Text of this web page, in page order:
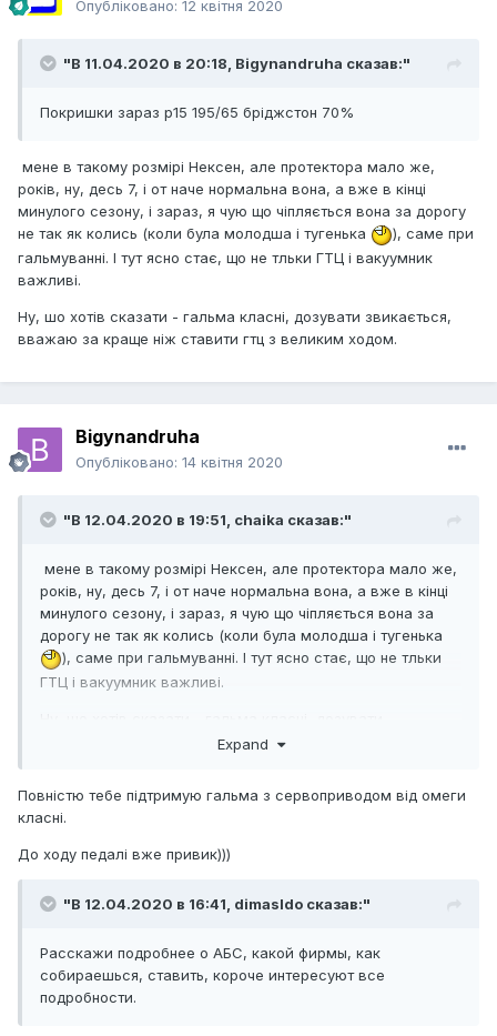
Опубліковано: 12 квітня 2020
"В 11.04.2020 в 20:18, Bigynandruha сказав:"
Покришки зараз р15 195/65 бріджстон 70%
мене в такому розмірі Нексен, але протектора мало же,
років, ну, десь 7, і от наче нормальна вона, а вже в кінці
минулого сезону, і зараз, я чую що чіпляється вона за дорогу
не так як колись (коли була молодша і тугенька
), саме при
гальмуванні. І тут ясно стає, що не тльки ГТЦ і вакуумник
важливі.
Ну, шо хотів сказати - гальма класні, дозувати звикається,
вважаю за краще ніж ставити гтц з великим ходом.
Bigynandruha
Опубліковано: 14 квітня 2020
"В 12.04.2020 в 19:51, chaika сказав:"
мене в такому розмірі Нексен, але протектора мало же,
років, ну, десь 7, і от наче нормальна вона, а вже в кінці
минулого сезону, і зараз, я чую що чіпляється вона за
дорогу не так як колись (коли була молодша і тугенька
), саме при гальмуванні. І тут ясно стає, що не тльки
ГТЦ і вакуумник важливі.
звикається, вважаю за краще ніж ставити гтц з великим
Expand
Повністю тебе підтримую гальма з сервоприводом від омеги
класні.
До ходу педалі вже привик)))
"В 12.04.2020 в 16:41, dimasldo сказав:"
Расскажи подробнее о АБС, какой фирмы, как
собираешься, ставить, короче интересуют все
подробности.